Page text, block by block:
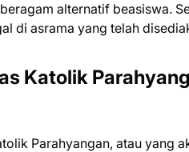
alternatif beasiswa.
di asrama yang telah
Katolik
Parahyangan, atau yang